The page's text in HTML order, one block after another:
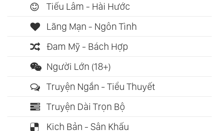
Tiếu Lâm - Hài Hước
Lãng Mạn - Ngôn Tình
Đam Mỹ - Bách Hợp
Người Lớn (18+)
Truyện Ngắn - Tiểu Thuyết
Truyện Dài Trọn Bộ
Kịch Bản - Sân Khấu